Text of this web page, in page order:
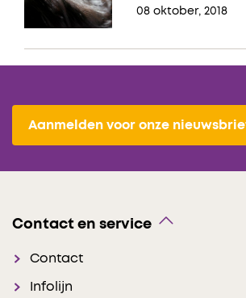
08 oktober, 2018
Aanmelden voor onze
Contact en service
Contact
Infolijn